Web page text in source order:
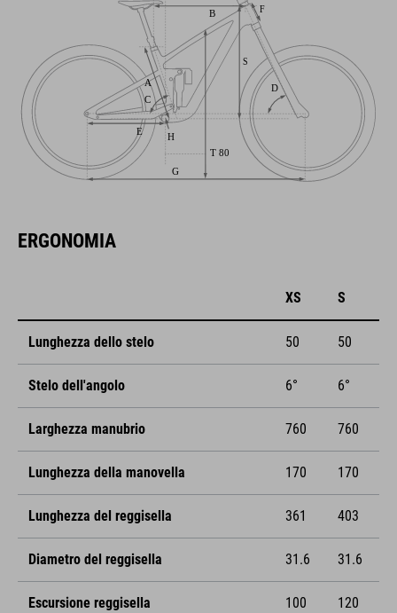
ERGONOMIA
XS S
Lunghezza dello stelo 50 50
Stelo dell'angolo 6° 6°
Larghezza manubrio 760 760
Lunghezza della manovella 170 170
Lunghezza del reggisella 361 403
Diametro del reggisella 31.6 31.6
Escursione reggisella 100 120